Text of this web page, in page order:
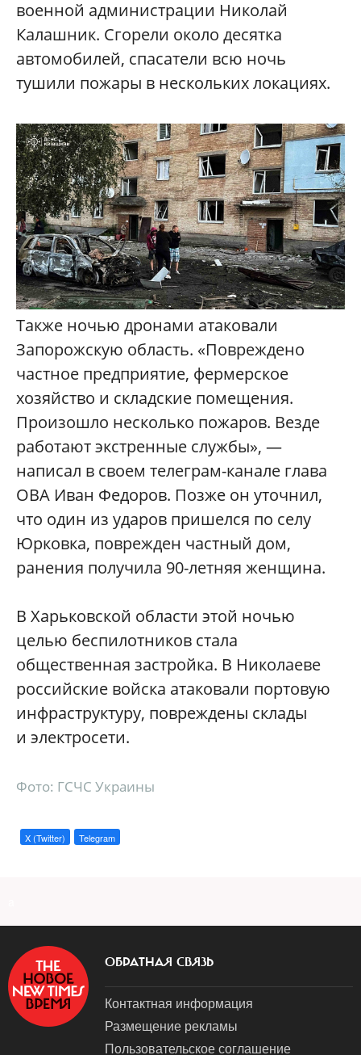
военной администрации Николай
Калашник. Сгорели около десятка
автомобилей, спасатели всю ночь
тушили пожары в нескольких локациях.
Также ночью дронами атаковали
Запорожскую область. «Повреждено
частное предприятие, фермерское
хозяйство и складские помещения.
Произошло несколько пожаров. Везде
работают экстренные службы», —
написал в своем телеграм-канале глава
ОВА Иван Федоров. Позже он уточнил,
что один из ударов пришелся по селу
Юрковка, поврежден частный дом,
ранения получила 90-летняя женщина.
В Харьковской области этой ночью
целью беспилотников стала
общественная застройка. В Николаеве
российские войска атаковали портовую
инфраструктуру, повреждены склады
и электросети.
Фото: ГСЧС Украины
X (Twitter) Telegram
ОБРАТНАЯ СВЯЗЬ
Контактная информация
Размещение рекламы
Пользовательское соглашение